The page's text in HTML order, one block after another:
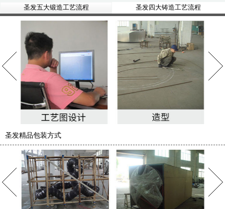
圣发五大锻造工艺流程 圣发四大铸造工艺流程
圣发精品包装方式